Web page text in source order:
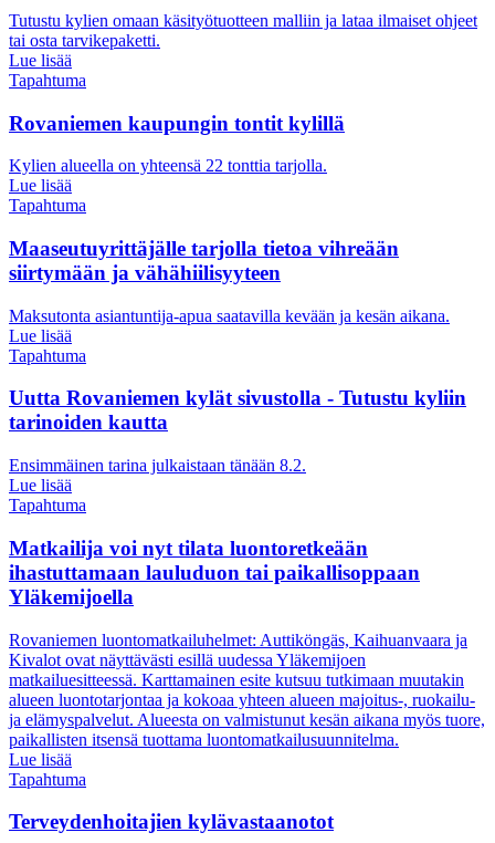
Tutustu kylien omaan käsityötuotteen malliin ja lataa ilmaiset ohjeet
tai osta tarvikepaketti.
Lue lisää
Tapahtuma
Rovaniemen kaupungin tontit kylillä
Kylien alueella on yhteensä 22 tonttia tarjolla.
Lue lisää
Tapahtuma
Maaseutuyrittäjälle tarjolla tietoa vihreään
siirtymään ja vähähiilisyyteen
Maksutonta asiantuntija-apua saatavilla kevään ja kesän aikana.
Lue lisää
Tapahtuma
Uutta Rovaniemen kylät sivustolla - Tutustu kyliin
tarinoiden kautta
Ensimmäinen tarina julkaistaan tänään 8.2.
Lue lisää
Tapahtuma
Matkailija voi nyt tilata luontoretkeään
ihastuttamaan lauluduon tai paikallisoppaan
Yläkemijoella
Rovaniemen luontomatkailuhelmet: Auttiköngäs, Kaihuanvaara ja
Kivalot ovat näyttävästi esillä uudessa Yläkemijoen
matkailuesitteessä. Karttamainen esite kutsuu tutkimaan muutakin
alueen luontotarjontaa ja kokoaa yhteen alueen majoitus-, ruokailu-
ja elämyspalvelut. Alueesta on valmistunut kesän aikana myös tuore,
paikallisten itsensä tuottama luontomatkailusuunnitelma.
Lue lisää
Tapahtuma
Terveydenhoitajien kylävastaanotot